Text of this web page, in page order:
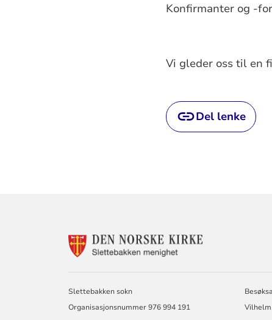
Konfirmanter og -
Vi gleder oss til en
Del lenke
Slettebakken sokn
Organisasjonsnummer 976 994 191
Vilhelm